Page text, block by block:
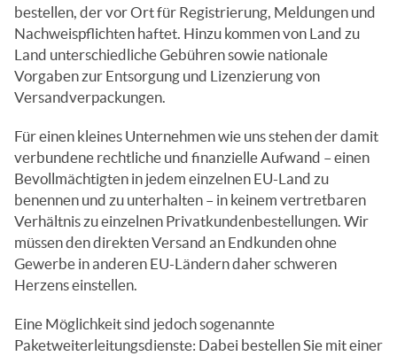
bestellen, der vor Ort für Registrierung, Meldungen und
Nachweispflichten haftet. Hinzu kommen von Land zu
Land unterschiedliche Gebühren sowie nationale
Vorgaben zur Entsorgung und Lizenzierung von
Versandverpackungen.
Für einen kleines Unternehmen wie uns stehen der damit
verbundene rechtliche und finanzielle Aufwand – einen
Bevollmächtigten in jedem einzelnen EU-Land zu
benennen und zu unterhalten – in keinem vertretbaren
Verhältnis zu einzelnen Privatkundenbestellungen. Wir
müssen den direkten Versand an Endkunden ohne
Gewerbe in anderen EU-Ländern daher schweren
Herzens einstellen.
Eine Möglichkeit sind jedoch sogenannte
Paketweiterleitungsdienste: Dabei bestellen Sie mit einer